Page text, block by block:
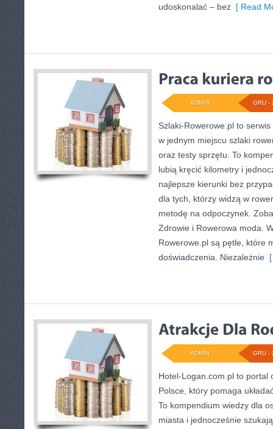
udoskonalać – bez [ Read
GRU -
ADMIN
Szlaki-Rowerowe.pl to
w jednym miejscu szlaki
oraz testy sprzętu. To
lubią kręcić kilometry i
najlepsze kierunki bez
dla tych, którzy widzą w
metodę na odpoczynek.
Zdrowie i Rowerowa moda.
Rowerowe.pl są pętle, które
doświadczenia. Niezależnie
GRU -
ADMIN
Hotel-Logan.com.pl to portal
Polsce, który pomaga
To kompendium wiedzy dla
miasta i jednocześnie